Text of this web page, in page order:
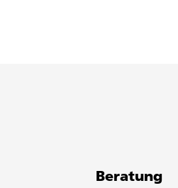
Beratung